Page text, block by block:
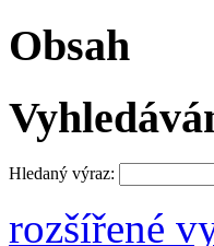
Obsah
Hledaný výraz:
rozšířené